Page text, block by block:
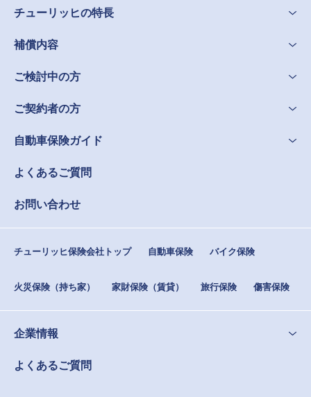
チューリッヒの特長
補償内容
ご検討中の方
ご契約者の方
自動車保険ガイド
よくあるご質問
お問い合わせ
チューリッヒ保険会社トップ 自動車保険 バイク保険
火災保険（持ち家） 家財保険（賃貸） 旅行保険 傷害保険
企業情報
よくあるご質問